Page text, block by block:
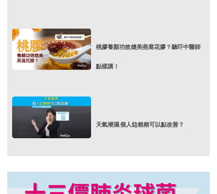
桃膠養顏功效媲美燕窩花膠？聽吓中醫師
點樣講！
天氣潮濕 個人攰賴賴可以點改善？